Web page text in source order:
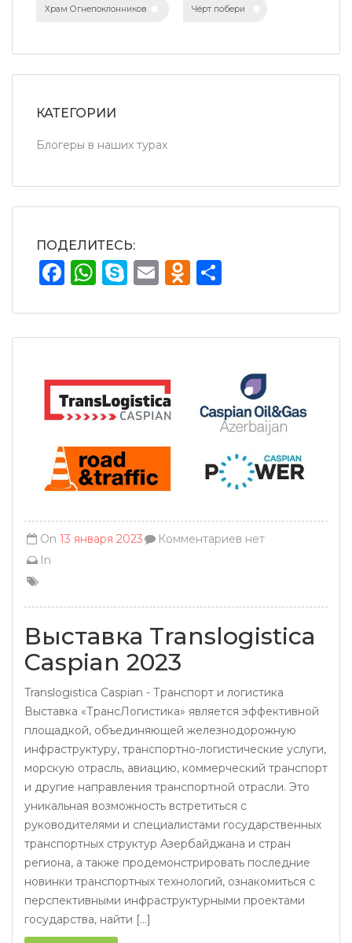
Храм Огнепоклонников Чёрт побери
КАТЕГОРИИ
Блогеры в наших турах
ПОДЕЛИТЕСЬ:
Facebook
WhatsApp
Skype
Email
On 13 января 2023
In
Комментариев нет
Выставка Translogistica
Caspian 2023
Translogistica Caspian - Транспорт и логистика
Выставка «ТрансЛогистика» является эффективной
площадкой, объединяющей железнодорожную
инфраструктуру, транспортно-логистические услуги,
морскую отрасль, авиацию, коммерческий транспорт
и другие направления транспортной отрасли. Это
уникальная возможность встретиться с
руководителями и специалистами государственных
транспортных структур Азербайджана и стран
региона, а также продемонстрировать последние
новинки транспортных технологий, ознакомиться с
перспективными инфраструктурными проектами
государства, найти [...]